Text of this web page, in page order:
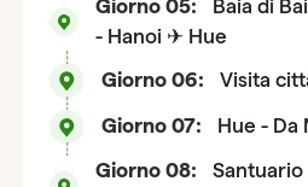
Giorno 05:
Baia di
- Hanoi ✈ Hue
Giorno 06: Visita
Giorno 07: Hue - Da
Giorno 08:
Santuario